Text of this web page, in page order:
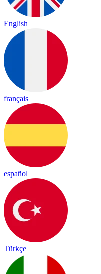
English
français
español
Türkçe